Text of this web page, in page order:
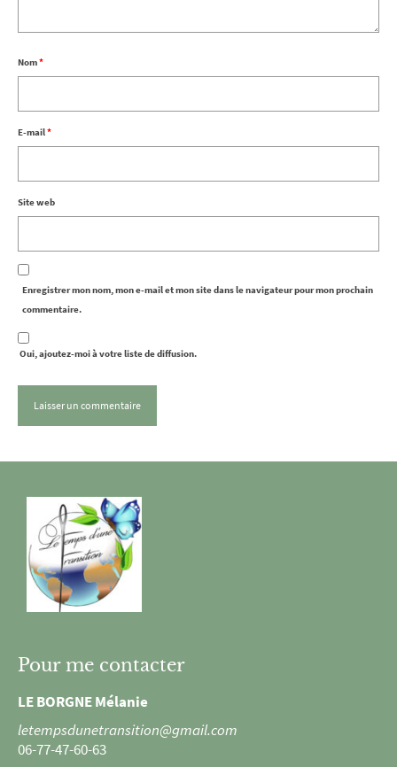
Nom*
E-mail*
Site web
Enregistrer mon nom, mon e-mail et mon site dans le navigateur pour mon prochain
commentaire.
Oui, ajoutez-moi à votre liste de diffusion.
Pour me contacter
LE BORGNE Mélanie
letempsdunetransition@gmail.com
06-77-47-60-63